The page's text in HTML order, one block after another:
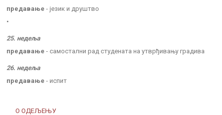
О ОДЕЉЕЊУ
предавање - језик и друштво
•
25. недеља
предавање - самостални рад студената на утврђивању градива
26. недеља
предавање - испит